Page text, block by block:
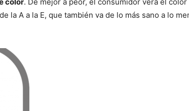
la A a la E, que también va de lo más sano a lo